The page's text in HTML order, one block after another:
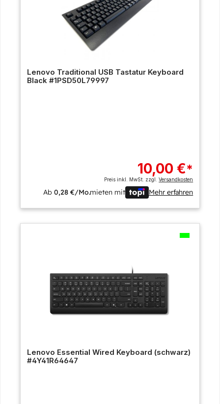
Lenovo Traditional USB Tastatur Keyboard
Black #1PSD50L79997
10,00 €*
Preis inkl. MwSt. zzgl.Versandkosten
Ab0,28 €/Mo.mieten mit Mehr erfahren
Lenovo Essential Wired Keyboard (schwarz)
#4Y41R64647